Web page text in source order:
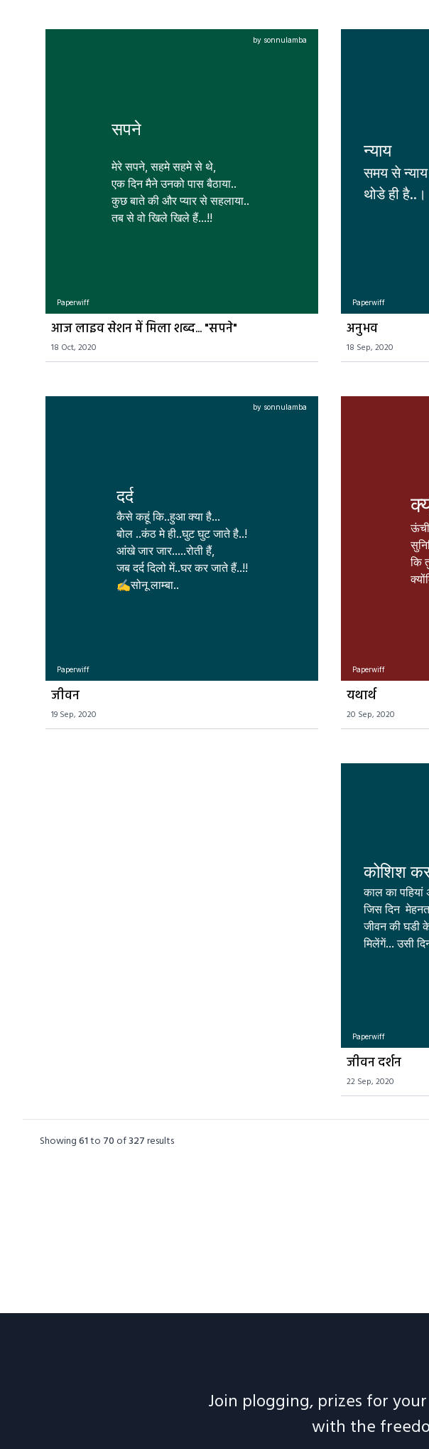
सपने
मेरे सपने, सहमे सहमे से थे,
एक दिन मैने उनको पास बैठाया..
कुछ बाते की और प्यार से सहलाया..
तब से वो खिले खिले हैं...!!
Paperwiff
by sonnulamba
आज लाइव सेशन में मिला शब्द... "सपने"
18 Oct, 2020
न्याय
समय से
थोडे ही है..।
Paperwiff
अनुभव
18 Sep, 2020
दर्द
कैसे कहूं कि..हुआ क्या है...
बोल ..कंठ मे ही..घुट घुट जाते है..!
आंखे जार जार.....रोती हैं,
जब दर्द दिलो में..घर कर जाते हैं..!!
✍सोनू लाम्बा..
Paperwiff
by sonnulamba
जीवन
19 Sep, 2020
कि
Paperwiff
यथार्थ
20 Sep, 2020
कोशिश
काल का पहियां
जिस दिन
जीवन की घडी
मिलेंगें... उसी
Paperwiff
जीवन दर्शन
22 Sep, 2020
Showing61to 70 of327results
Join plogging, prizes for
with the